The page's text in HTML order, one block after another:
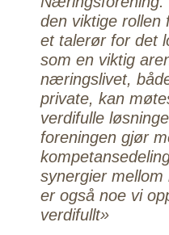
den viktige rollen
et talerør for det
som en viktig
næringslivet,
private, kan
verdifulle
foreningen gjør
synergier mellom
er også noe vi
verdifullt»